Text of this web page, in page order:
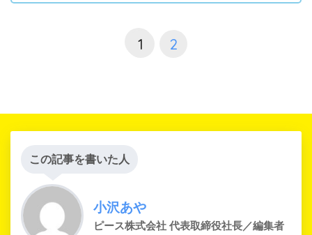
1 2
この記事を書いた人
小沢あや
ピース株式会社 代表取締役社長／編集者